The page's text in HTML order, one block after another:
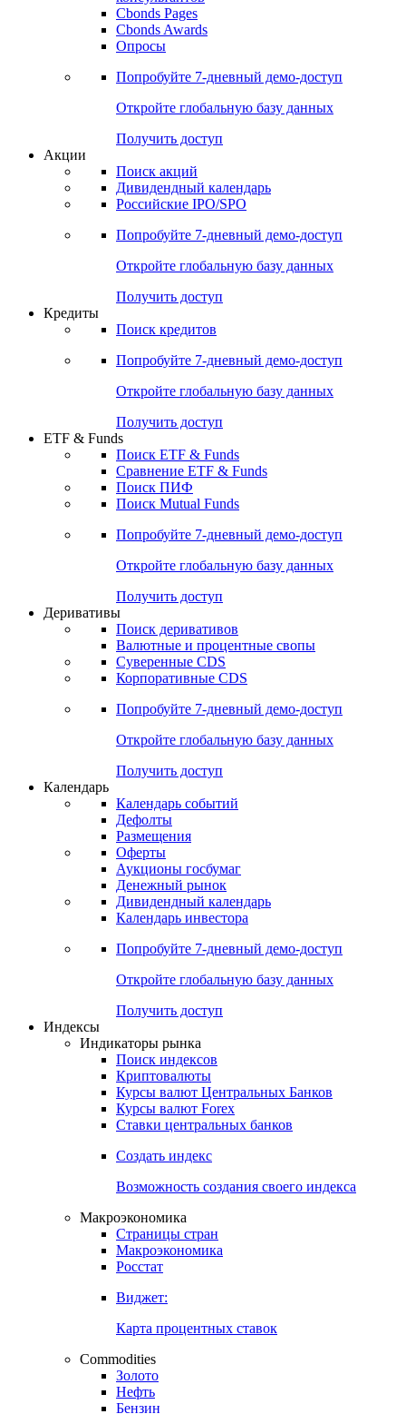
Ломбардные списки
Участники рынка
Рэнкинги инвест. банков и юр.
Cbonds Pages
Опросы
Попробуйте7-дневный
Откройте глобальную базу данных
Получить доступ
Поиск акций
Российские IPO/SPO
Попробуйте7-дневный
Откройте глобальную базу данных
Получить доступ
Поиск кредитов
Попробуйте7-дневный
Откройте глобальную базу данных
Получить доступ
ETF & Funds
Сравнение ETF & Funds
Поиск Mutual Funds
Попробуйте7-дневный
Откройте глобальную базу данных
Получить доступ
Деривативы
Валютные и процентные свопы
Корпоративные CDS
Попробуйте7-дневный
Откройте глобальную базу данных
Получить доступ
Календарь
Календарь событий
Дефолты
Размещения
Оферты
Денежный рынок
Календарь инвестора
Попробуйте7-дневный
Откройте глобальную базу данных
Получить доступ
Индикаторы рынка
Поиск индексов
Курсы валют Центральных Банков
Ставки центральных банков
Создать индекс
Возможность создания своего индекса
Страницы стран
Росстат
Виджет:
Карта процентных ставок